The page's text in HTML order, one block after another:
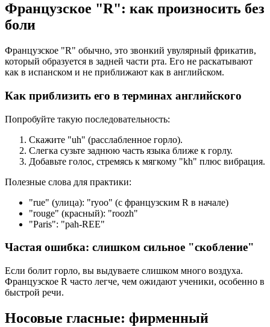
Французское "R": как произносить без
боли
Французское "R" обычно, это звонкий увулярный фрикатив,
который образуется в задней части рта. Его не раскатывают
как в испанском и не приближают как в английском.
Как приблизить его в терминах английского
Попробуйте такую последовательность:
Скажите "uh" (расслабленное горло).
Слегка сузьте заднюю часть языка ближе к горлу.
Добавьте голос, стремясь к мягкому "kh" плюс вибрация.
Полезные слова для практики:
"rue" (улица): "ryoo" (с французским R в начале)
"rouge" (красный): "roozh"
"Paris": "pah-REE"
Частая ошибка: слишком сильное "скобление"
Если болит горло, вы выдуваете слишком много воздуха.
Французское R часто легче, чем ожидают ученики, особенно в
быстрой речи.
Носовые гласные: фирменный